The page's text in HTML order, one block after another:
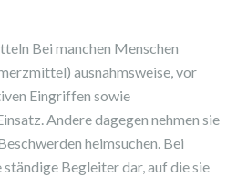
Bei manchen Menschen
ausnahmsweise, vor
Eingriffen sowie
Andere dagegen nehmen sie
heimsuchen. Bei
Begleiter dar, auf die sie